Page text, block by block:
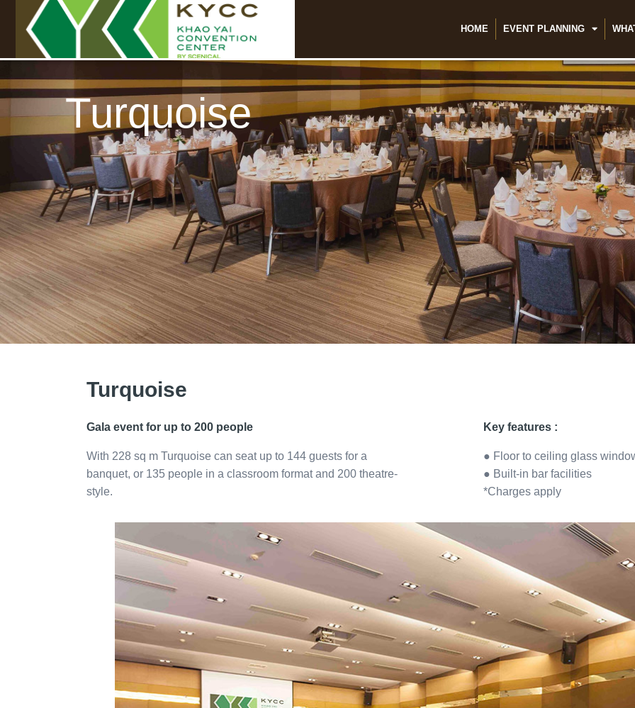
HOME EVENT PLANNING
Turquoise
Turquoise
Gala event for up to 200 people
With 228 sq m Turquoise can seat up to 144 guests for a
banquet, or 135 people in a classroom format and 200 theatre-
style.
Key features :
● Floor to ceiling glass
● Built-in bar facilities
*Charges apply